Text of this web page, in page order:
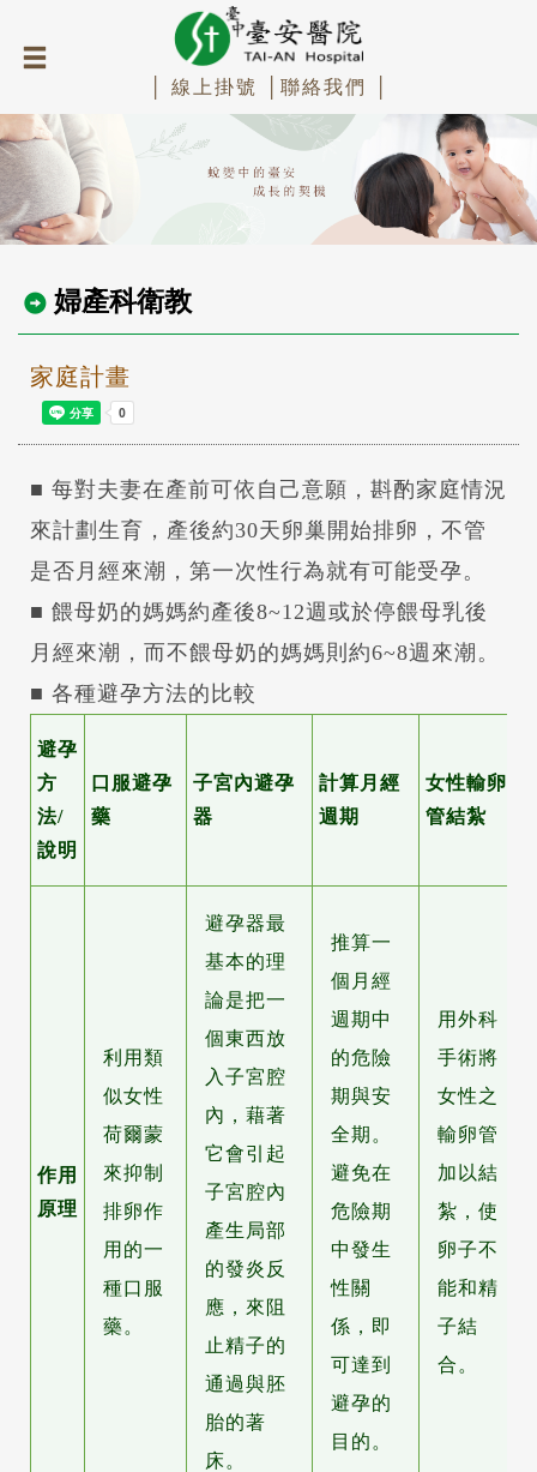
│ 線上掛號 │ 聯絡我們 │
婦產科衛教
家庭計畫
■ 每對夫妻在產前可依自己意願，斟酌家庭情況
來計劃生育，產後約30天卵巢開始排卵，不管
是否月經來潮，第一次性行為就有可能受孕。
■ 餵母奶的媽媽約產後8~12週或於停餵母乳後
月經來潮，而不餵母奶的媽媽則約6~8週來潮。
■ 各種避孕方法的比較
避孕
方
法/
說明
口服避孕
藥
子宮內避孕
器
計算月經
週期
女性輸卵
管結紮
作用
原理
利用類
似女性
荷爾蒙
來抑制
排卵作
用的一
種口服
藥。
避孕器最
基本的理
論是把一
個東西放
入子宮腔
內，藉著
它會引起
子宮腔內
產生局部
的發炎反
應，來阻
止精子的
通過與胚
胎的著
床。
推算一
個月經
週期中
的危險
期與安
全期。
避免在
危險期
中發生
性關
係，即
可達到
避孕的
目的。
用外科
手術將
女性之
輸卵管
加以結
紮，使
卵子不
能和精
子結
合。